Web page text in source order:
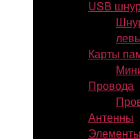
USB
Карты
Провода
Антенны